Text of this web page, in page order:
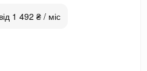
від 1 492 ₴ / міс